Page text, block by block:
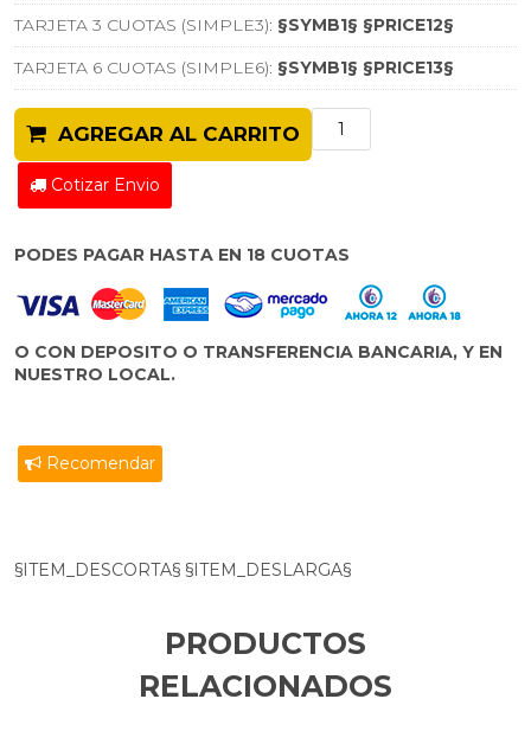
TARJETA 3 CUOTAS (SIMPLE3): §SYMB1§ §PRICE12§
TARJETA 6 CUOTAS (SIMPLE6): §SYMB1§ §PRICE13§
AGREGAR AL CARRITO
Cotizar Envio
PODES PAGAR HASTA EN 18 CUOTAS
O CON DEPOSITO O TRANSFERENCIA BANCARIA, Y EN
NUESTRO LOCAL.
Recomendar
§ITEM_DESCORTA§ §ITEM_DESLARGA§
PRODUCTOS
RELACIONADOS